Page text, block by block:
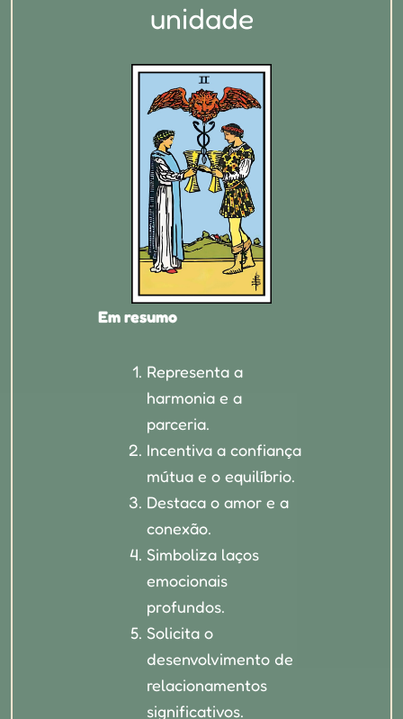
unidade
Em resumo
Representa a
harmonia e a
parceria.
Incentiva a confiança
mútua e o equilíbrio.
Destaca o amor e a
conexão.
Simboliza laços
emocionais
profundos.
Solicita o
desenvolvimento de
relacionamentos
significativos.